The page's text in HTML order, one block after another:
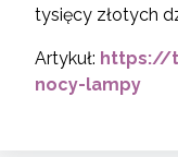
tysięcy złotych
Artykuł: https://
nocy-lampy